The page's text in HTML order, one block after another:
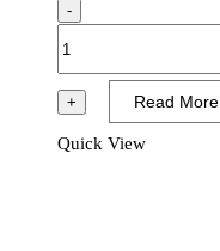
-
mängd
+ Read More
Quick View